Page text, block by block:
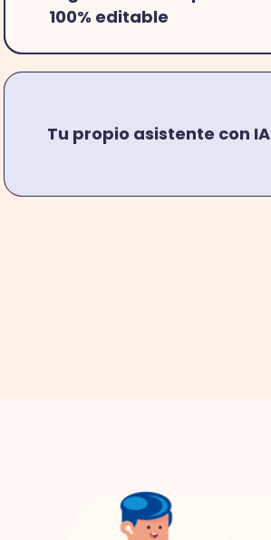
100% editable
Tu propio asistente con IA